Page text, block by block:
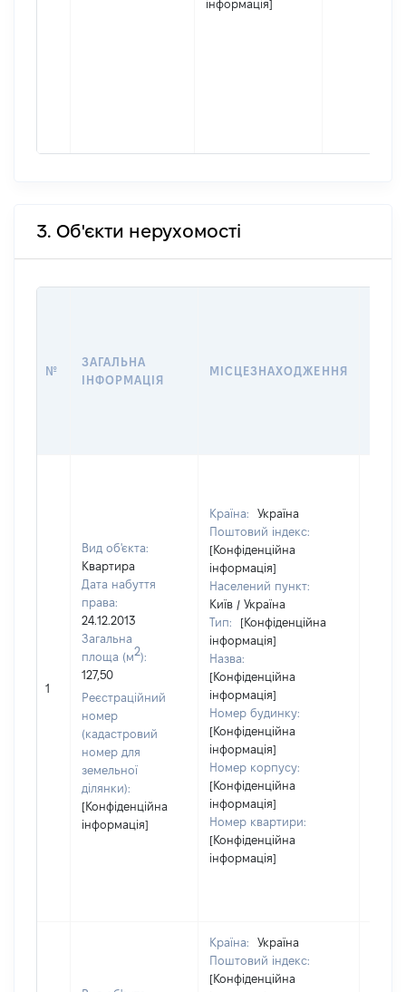
інформація]
3. Об'єкти нерухомості
№
ЗАГАЛЬНА
ІНФОРМАЦІЯ
МІСЦЕЗНАХОДЖЕННЯ
1
Вид об'єкта:
Квартира
Дата набуття
права:
24.12.2013
Загальна
площа (м2):
127,50
Реєстраційний
номер
(кадастровий
номер для
земельної
ділянки):
[Конфіденційна
інформація]
Країна:
Україна
Поштовий індекс:
[Конфіденційна
інформація]
Населений пункт:
Київ / Україна
Тип:
[Конфіденційна
інформація]
Назва:
[Конфіденційна
інформація]
Номер будинку:
[Конфіденційна
інформація]
Номер корпусу:
[Конфіденційна
інформація]
Номер квартири:
[Конфіденційна
інформація]
Країна:
Україна
Поштовий індекс:
[Конфіденційна